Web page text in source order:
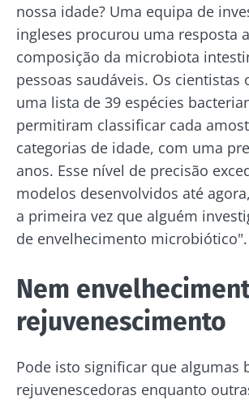
nossa idade? Uma equipa de
ingleses procurou uma resposta
composição da microbiota
pessoas saudáveis. Os cientistas
uma lista de 39 espécies
permitiram classificar cada
categorias de idade, com uma
anos. Esse nível de precisão
modelos desenvolvidos até
a primeira vez que alguém
de envelhecimento microbiótico".
Nem
rejuvenescimento
Pode isto significar que algumas
rejuvenescedoras enquanto